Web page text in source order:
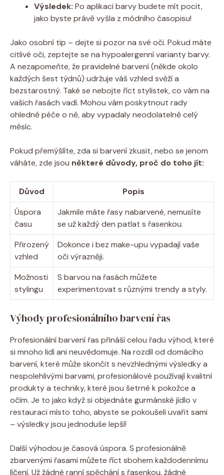
Výsledek: Po aplikaci barvy budete mít pocit,
jako byste právě vyšla z módního časopisu!
Jako osobní tip – dejte si pozor na své oči. Pokud máte
citlivé oči, zeptejte se na hypoalergenní varianty barvy.
A nezapomeňte, že pravidelné barvení (někde okolo
každých šest týdnů) udržuje váš vzhled svěží a
bezstarostný. Také se nebojte říct stylistek, co vám na
vašich řasách vadí. Mohou vám poskytnout rady
ohledně péče o ně, aby vypadaly neodolatelně celý
měsíc.
Pokud přemýšlíte, zda si barvení zkusit, nebo se jenom
váháte, zde jsou některé důvody, proč do toho jít:
Důvod
Popis
Úspora
času
Jakmile máte řasy nabarvené, nemusíte
se už každý den patlat s řasenkou.
Přirozený
vzhled
Dokonce i bez make-upu vypadají vaše
oči výrazněji.
Možnosti
stylingu
S barvou na řasách můžete
experimentovat s různými trendy a styly.
Výhody profesionálního barvení řas
Profesionální barvení řas přináší celou řadu výhod, které
si mnoho lidí ani neuvědomuje. Na rozdíl od domácího
barvení, které může skončit s nevzhlednými výsledky a
nespolehlivými barvami, profesionálové používají kvalitní
produkty a techniky, které jsou šetrné k pokožce a
očím. Je to jako když si objednáte gurmánské jídlo v
restauraci místo toho, abyste se pokoušeli uvařit sami
– výsledky jsou jednoduše lepší!
Další výhodou je časová úspora. S profesionálně
zbarvenými řasami můžete říct sbohem každodennímu
líčení. Už žádné ranní spěchání s řasenkou, žádné